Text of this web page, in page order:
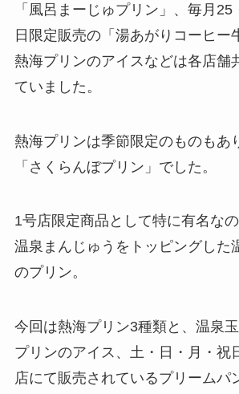
「風呂まーじゅプリン」、毎月
日限定販売の「湯あがりコーヒー
熱海プリンのアイスなどは各店舗
ていました。
熱海プリンは季節限定のものもあ
「さくらんぼプリン」でした。
1号店限定商品として特に有名な
温泉まんじゅうをトッピングした
のプリン。
今回は熱海プリン3種類と、温泉
プリンのアイス、土・日・月・祝
店にて販売されているプリームパ